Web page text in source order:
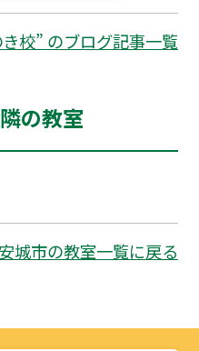
校” のブログ記事一覧
の教室
安城市の教室一覧に戻る